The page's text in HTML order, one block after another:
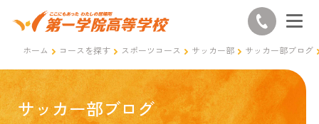
ホーム コースを探す スポーツコース サッカー部 サッカー部ブログ
サッカー部ブログ